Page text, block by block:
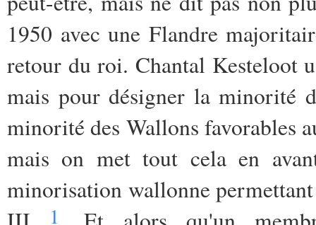
1950 avec une Flandre
retour du roi. Chantal Kesteloot
mais pour désigner la minorité
minorité des Wallons favorables
mais on met tout cela en
minorisation wallonne
1